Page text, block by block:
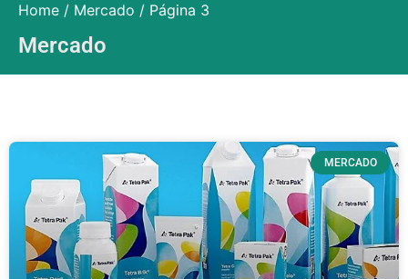
Home / Mercado / Página 3
Mercado
MERCADO